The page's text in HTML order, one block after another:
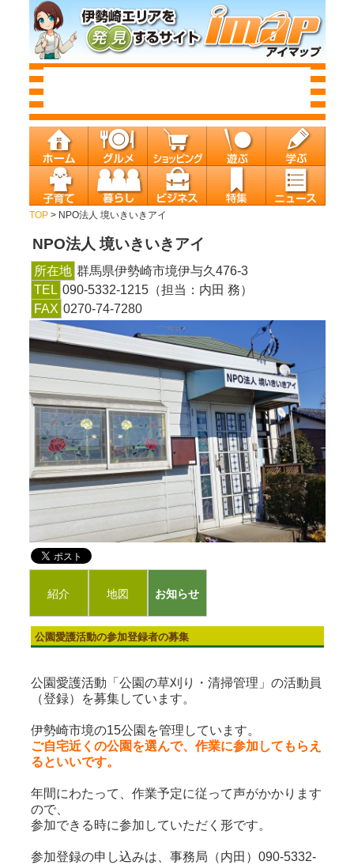
TOP> NPO法人 境いきいきアイ
NPO法人 境いきいきアイ
所在地 群馬県伊勢崎市境伊与久476‐3
TEL 090-5332-1215（担当：内田 務）
FAX 0270-74-7280
紹介 地図 お知らせ
公園愛護活動の参加登録者の募集
公園愛護活動「公園の草刈り・清掃管理」の活動員
（登録）を募集しています。
伊勢崎市境の15公園を管理しています。
ご自宅近くの公園を選んで、作業に参加してもらえ
るといいです。
年間にわたって、作業予定に従って声がかかります
ので、
参加できる時に参加していただく形です。
参加登録の申し込みは、事務局（内田）090-5332-